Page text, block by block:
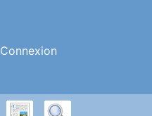
Connexion